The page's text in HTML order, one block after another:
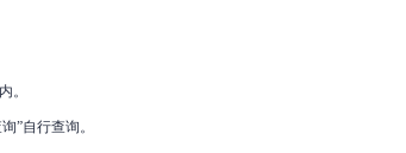
。
自行查询。